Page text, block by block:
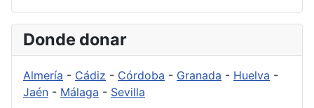
Donde donar
Almería - Cádiz - Córdoba - Granada - Huelva -
Jaén - Málaga - Sevilla